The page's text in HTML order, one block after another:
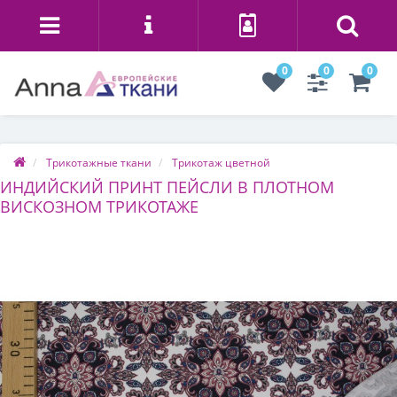
0 0 0
Трикотажные ткани Трикотаж цветной
ИНДИЙСКИЙ ПРИНТ ПЕЙСЛИ В ПЛОТНОМ
ВИСКОЗНОМ ТРИКОТАЖЕ